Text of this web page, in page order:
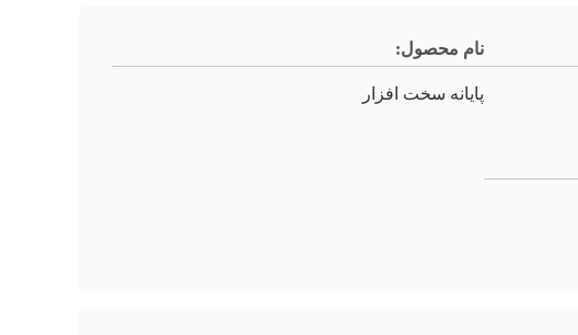
نام محصول:
پایانه سخت افزار